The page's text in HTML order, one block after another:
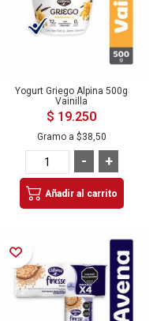
Yogurt Griego Alpina 500g
Vainilla
$ 19.250
Gramo a $38,50
+
-
Añadir al carrito
Añadir a la Lista de Deseos